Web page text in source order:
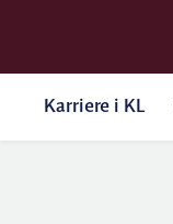
Karriere i KL